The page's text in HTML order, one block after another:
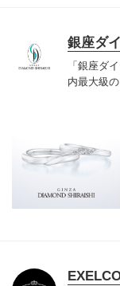
銀座ダ
「銀座ダ
内最大級
では国内
揃え、ふ
足の選択
様にご満
のクオリ
頭でお確